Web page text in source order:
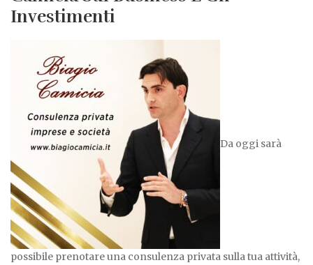
Investimenti
Da oggi sarà
possibile prenotare una consulenza privata sulla tua attività,